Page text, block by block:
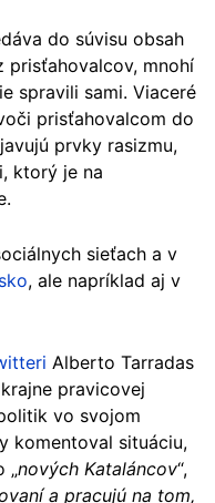
do súvisu obsah
prisťahovalcov, mnohí
spravili sami. Viaceré
prisťahovalcom do
prvky rasizmu,
ktorý je na
sieťach a v
, ale napríklad aj v
Alberto Tarradas
pravicovej
vo svojom
komentoval situáciu,
„nových Kataláncov“,
a pracujú na tom,